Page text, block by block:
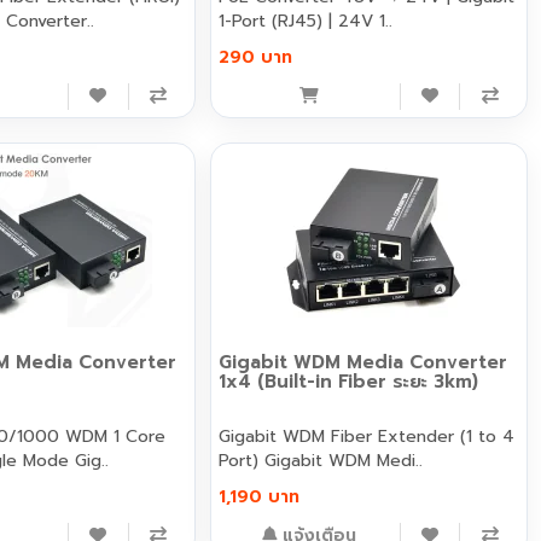
1-Port (RJ45) | 24V 1..
290 บาท
Media Converter
1 Core
20KM SC Single Mode Gig..
Gigabit WDM Media Converter
1x4 (Built-in Fiber ระยะ 3km)
Gigabit WDM Fiber Extender (1 to 4
Port) Gigabit WDM Medi..
1,190 บาท
แจ้งเตือน